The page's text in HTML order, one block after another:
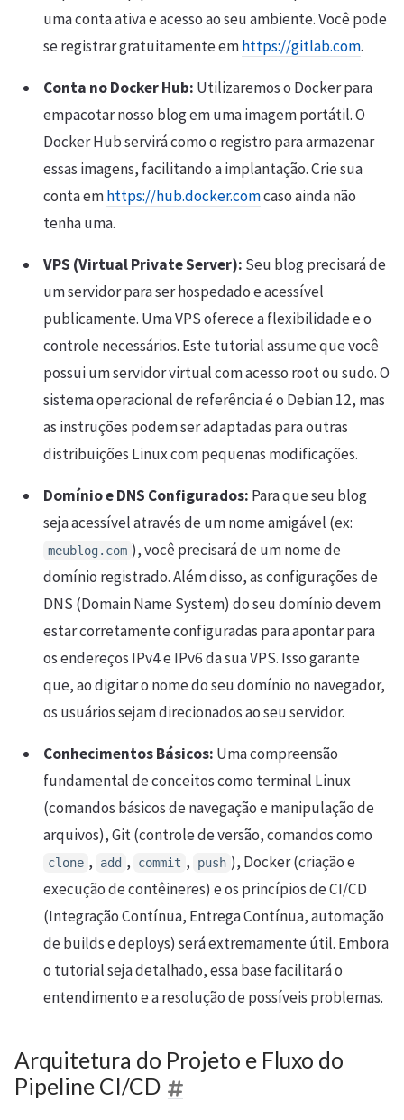
uma conta ativa e acesso ao seu ambiente. Você pode
se registrar gratuitamente emhttps://gitlab.com.
Conta no Docker Hub: Utilizaremos o Docker para
empacotar nosso blog em uma imagem portátil. O
Docker Hub servirá como o registro para armazenar
essas imagens, facilitando a implantação. Crie sua
conta emhttps://hub.docker.comcaso ainda não
tenha uma.
VPS (Virtual Private Server): Seu blog precisará de
um servidor para ser hospedado e acessível
publicamente. Uma VPS oferece a flexibilidade e o
controle necessários. Este tutorial assume que você
possui um servidor virtual com acesso root ou sudo. O
sistema operacional de referência é o Debian 12, mas
as instruções podem ser adaptadas para outras
distribuições Linux com pequenas modificações.
Domínio e DNS Configurados: Para que seu blog
seja acessível através de um nome amigável (ex:
meublog.com ), você precisará de um nome de
domínio registrado. Além disso, as configurações de
DNS (Domain Name System) do seu domínio devem
estar corretamente configuradas para apontar para
os endereços IPv4 e IPv6 da sua VPS. Isso garante
que, ao digitar o nome do seu domínio no navegador,
os usuários sejam direcionados ao seu servidor.
Conhecimentos Básicos: Uma compreensão
fundamental de conceitos como terminal Linux
(comandos básicos de navegação e manipulação de
arquivos), Git (controle de versão, comandos como
clone , add , commit , push ), Docker (criação e
execução de contêineres) e os princípios de CI/CD
(Integração Contínua, Entrega Contínua, automação
de builds e deploys) será extremamente útil. Embora
o tutorial seja detalhado, essa base facilitará o
entendimento e a resolução de possíveis problemas.
Arquitetura do Projeto e Fluxo do
Pipeline CI/CD